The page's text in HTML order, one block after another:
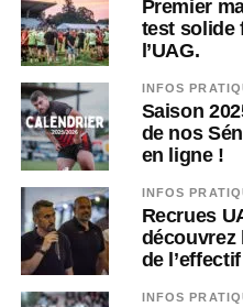
Premier
test solide
l’UAG.
INFOS
Saison
de nos
en ligne !
INFOS
Recrues
découvrez
de
INFOS